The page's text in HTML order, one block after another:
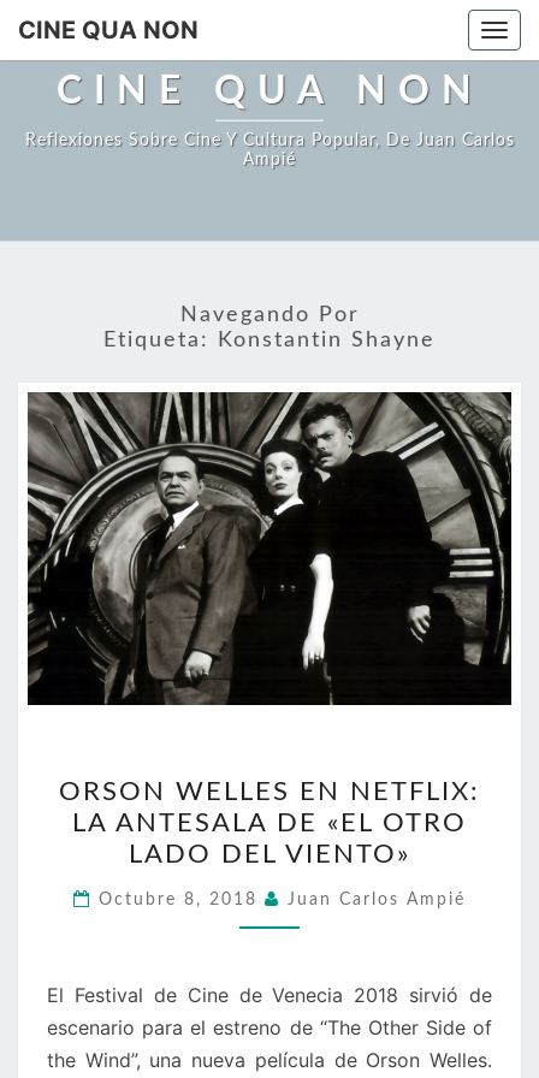
Saltar
contenido
CINE QUA NON
CINE QUA NON
Reflexiones Sobre Cine Y Cultura Popular, De Juan Carlos
Ampié
Navegando Por
Etiqueta:
Konstantin Shayne
WELLES
EN
NETFLIX:
LA
ANTESALA
«EL
OTRO
LADO
ORSON WELLES EN NETFLIX:
LA ANTESALA DE «EL OTRO
LADO DEL VIENTO»
Octubre 8, 2018 Juan Carlos Ampié
El Festival de Cine de Venecia 2018 sirvió de
escenario para el estreno de “The Other Side of
the Wind”, una nueva película de Orson Welles.